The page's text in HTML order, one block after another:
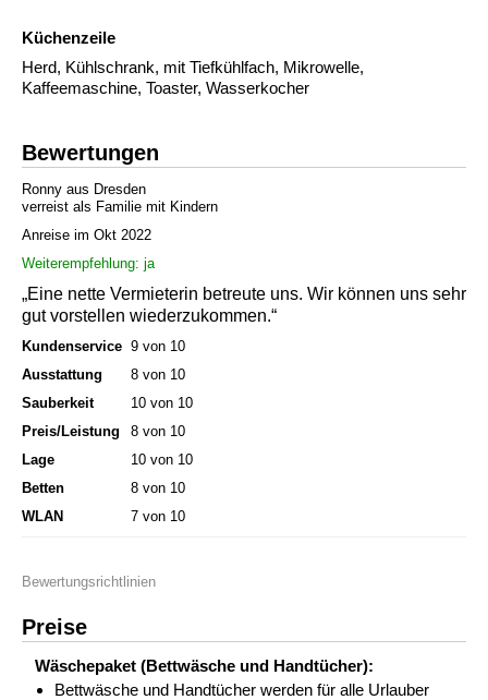
Küchenzeile
Herd, Kühlschrank, mit Tiefkühlfach, Mikrowelle,
Kaffeemaschine, Toaster, Wasserkocher
Bewertungen
Ronny aus Dresden
verreist als Familie mit Kindern
Anreise im Okt 2022
Weiterempfehlung: ja
„Eine nette Vermieterin betreute uns. Wir können uns sehr
gut vorstellen wiederzukommen.“
Kundenservice 9 von 10
Ausstattung
8 von 10
Sauberkeit
10 von 10
Preis/Leistung
8 von 10
Lage
10 von 10
Betten
8 von 10
WLAN
7 von 10
Bewertungsrichtlinien
Preise
Wäschepaket (Bettwäsche und Handtücher):
Bettwäsche und Handtücher werden für alle Urlauber